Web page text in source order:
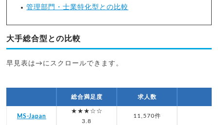
管理部門・士業特化型との比較
大手総合型との比較
早見表は→にスクロールできます。
総合満足度 求人数
MS-Japan
★★★☆☆
3.8
11,570件